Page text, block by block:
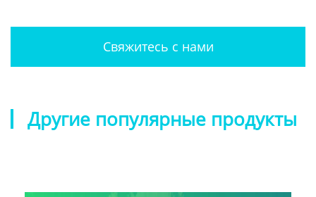
Свяжитесь с нами
Другие популярные продукты